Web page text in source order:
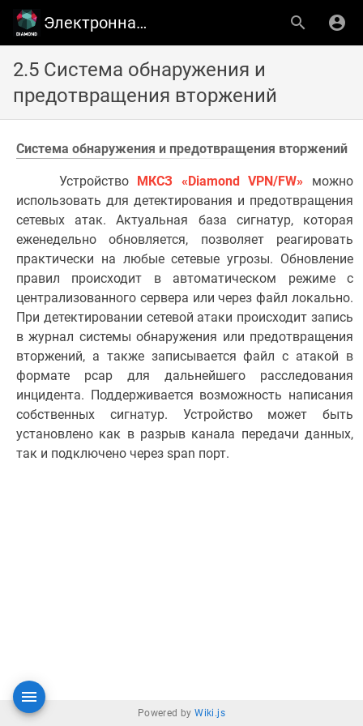
Электронная библиотека ООО ''ТСC''
2.5 Система обнаружения и
предотвращения вторжений
Система обнаружения и предотвращения вторжений
Устройство МКСЗ «Diamond VPN/FW» можно
использовать для детектирования и предотвращения
сетевых атак. Актуальная база сигнатур, которая
еженедельно обновляется, позволяет реагировать
практически на любые сетевые угрозы. Обновление
правил происходит в автоматическом режиме с
централизованного сервера или через файл локально.
При детектировании сетевой атаки происходит запись
в журнал системы обнаружения или предотвращения
вторжений, а также записывается файл с атакой в
формате pcap для дальнейшего расследования
инцидента. Поддерживается возможность написания
собственных сигнатур. Устройство может быть
установлено как в разрыв канала передачи данных,
так и подключено через span порт.
Powered byWiki.js